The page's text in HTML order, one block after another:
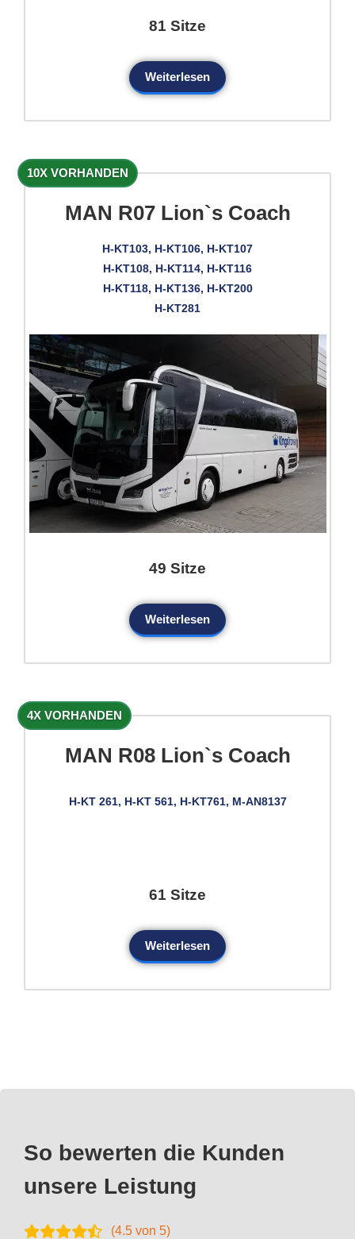
81 Sitze
Weiterlesen
10X VORHANDEN
MAN R07 Lion`s Coach
H-KT103, H-KT106, H-KT107
H-KT108, H-KT114, H-KT116
H-KT118, H-KT136, H-KT200
H-KT281
49 Sitze
Weiterlesen
4X VORHANDEN
MAN R08 Lion`s Coach
H-KT 261, H-KT 561, H-KT761, M-AN8137
61 Sitze
Weiterlesen
So bewerten die Kunden
unsere Leistung
(4.5 von 5)